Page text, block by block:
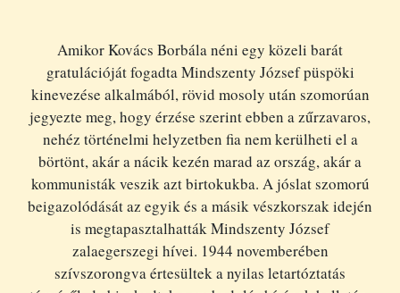
Amikor Kovács Borbála néni egy közeli barát
gratulációját fogadta Mindszenty József püspöki
kinevezése alkalmából, rövid mosoly után szomorúan
jegyezte meg, hogy érzése szerint ebben a zűrzavaros,
nehéz történelmi helyzetben fia nem kerülheti el a
börtönt, akár a nácik kezén marad az ország, akár a
kommunisták veszik azt birtokukba. A jóslat szomorú
beigazolódását az egyik és a másik vészkorszak idején
is megtapasztalhatták Mindszenty József
zalaegerszegi hívei. 1944 novemberében
szívszorongva értesültek a nyilas letartóztatás